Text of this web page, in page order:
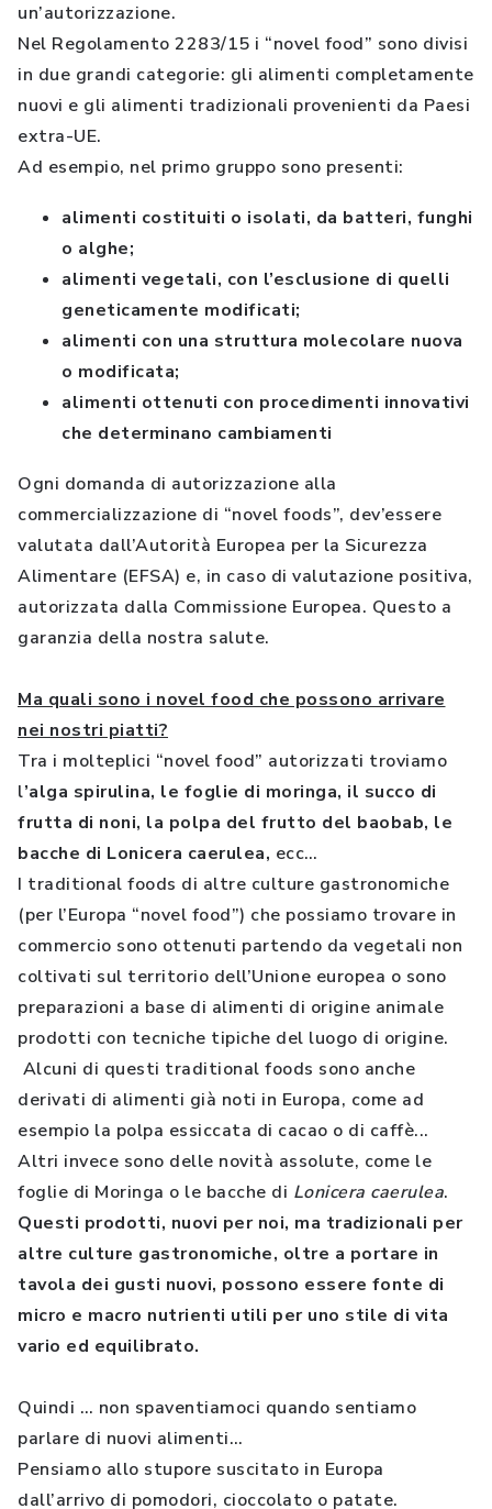
un’autorizzazione.
Nel Regolamento 2283/15 i “novel food” sono divisi
in due grandi categorie: gli alimenti completamente
nuovi e gli alimenti tradizionali provenienti da Paesi
extra-UE.
Ad esempio, nel primo gruppo sono presenti:
alimenti costituiti o isolati, da batteri, funghi
o alghe;
alimenti vegetali, con l’esclusione di quelli
geneticamente modificati;
alimenti con una struttura molecolare nuova
o modificata;
alimenti ottenuti con procedimenti innovativi
che determinano cambiamenti
Ogni domanda di autorizzazione alla
commercializzazione di “novel foods”, dev’essere
valutata dall’Autorità Europea per la Sicurezza
Alimentare (EFSA) e, in caso di valutazione positiva,
autorizzata dalla Commissione Europea. Questo a
garanzia della nostra salute.
Ma quali sono i novel food che possono arrivare
nei nostri piatti?
Tra i molteplici “novel food” autorizzati troviamo
l’alga spirulina, le foglie di moringa, il succo di
frutta di noni, la polpa del frutto del baobab, le
bacche di Lonicera caerulea, ecc…
I traditional foods di altre culture gastronomiche
(per l’Europa “novel food”) che possiamo trovare in
commercio sono ottenuti partendo da vegetali non
coltivati sul territorio dell’Unione europea o sono
preparazioni a base di alimenti di origine animale
prodotti con tecniche tipiche del luogo di origine.
Alcuni di questi traditional foods sono anche
derivati di alimenti già noti in Europa, come ad
esempio la polpa essiccata di cacao o di caffè...
Altri invece sono delle novità assolute, come le
foglie di Moringa o le bacche di Lonicera caerulea.
Questi prodotti, nuovi per noi, ma tradizionali per
altre culture gastronomiche, oltre a portare in
tavola dei gusti nuovi, possono essere fonte di
micro e macro nutrienti utili per uno stile di vita
vario ed equilibrato.
Quindi … non spaventiamoci quando sentiamo
parlare di nuovi alimenti…
Pensiamo allo stupore suscitato in Europa
dall’arrivo di pomodori, cioccolato o patate.